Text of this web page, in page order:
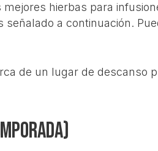
hierbas para
a continuación.
de un lugar de descanso